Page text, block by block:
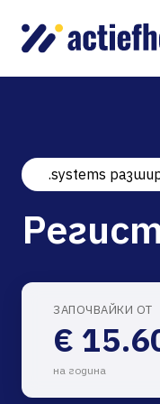
gTLD
NGINX
.systems
ЗАПОЧВАЙКИ ОТ
€
на година